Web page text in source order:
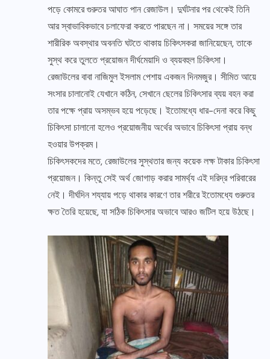
পড়ে কোমরে গুরুতর আঘাত পান রেজাউল। দুর্ঘটনার পর থেকেই তিনি
আর স্বাভাবিকভাবে চলাফেরা করতে পারছেন না। সময়ের সঙ্গে তার
শারীরিক অবস্থার অবনতি ঘটতে থাকায় চিকিৎসকরা জানিয়েছেন, তাকে
সুস্থ করে তুলতে প্রয়োজন দীর্ঘমেয়াদি ও ব্যয়বহুল চিকিৎসা।
রেজাউলের বাবা নাজিমুল ইসলাম পেশায় একজন দিনমজুর। সীমিত আয়ে
সংসার চালানোই যেখানে কঠিন, সেখানে ছেলের চিকিৎসার ব্যয় বহন করা
তার পক্ষে প্রায় অসম্ভব হয়ে পড়েছে। ইতোমধ্যে ধার-দেনা করে কিছু
চিকিৎসা চালানো হলেও প্রয়োজনীয় অর্থের অভাবে চিকিৎসা প্রায় বন্ধ
হওয়ার উপক্রম।
চিকিৎসকদের মতে, রেজাউলের সুস্থতার জন্য কয়েক লক্ষ টাকার চিকিৎসা
প্রয়োজন। কিন্তু সেই অর্থ জোগাড় করার সামর্থ্য এই দরিদ্র পরিবারের
নেই। দীর্ঘদিন শয্যায় পড়ে থাকার কারণে তার শরীরে ইতোমধ্যে গুরুতর
ক্ষত তৈরি হয়েছে, যা সঠিক চিকিৎসার অভাবে আরও জটিল হয়ে উঠছে।